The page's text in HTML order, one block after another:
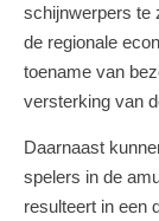
schijnwerpers te
de regionale
toename van
versterking van
Daarnaast
spelers in de
resulteert in een